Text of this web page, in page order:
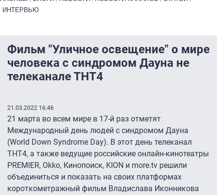
ИНТЕРВЬЮ
Фильм "Уличное освещение" о мире
человека с синдромом Дауна не
телеканале ТНТ4
21.03.2022 16:46
21 марта во всем мире в 17-й раз отметят
Международный день людей с синдромом Дауна
(World Down Syndrome Day). В этот день телеканал
ТНТ4, а также ведущие российские онлайн-кинотеатры
PREMIER, Okko, Кинопоиск, KION и more.tv решили
объединиться и показать на своих платформах
короткометражный фильм Владислава Иконникова